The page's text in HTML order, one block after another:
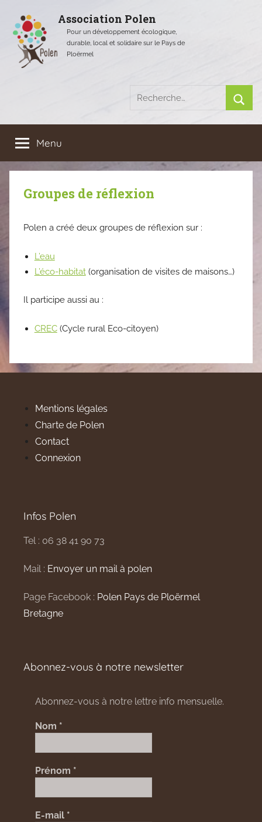
contenu
Association Polen
Pour un développement écologique,
durable, local et solidaire sur le Pays de
Ploërmel
Recherche
:
Menu
Groupes de réflexion
Polen a créé deux groupes de réflexion sur :
L’eau
L’éco-habitat(organisation de visites de maisons…)
Il participe aussi au :
CREC(Cycle rural Eco-citoyen)
Mentions légales
Charte de Polen
Contact
Connexion
Infos Polen
Tel : 06 38 41 90 73
Mail : Envoyer un mail à polen
Page Facebook : Polen Pays de Ploërmel
Bretagne
Abonnez-vous à notre newsletter
Abonnez-vous à notre lettre info mensuelle.
Nom *
Prénom *
E-mail *